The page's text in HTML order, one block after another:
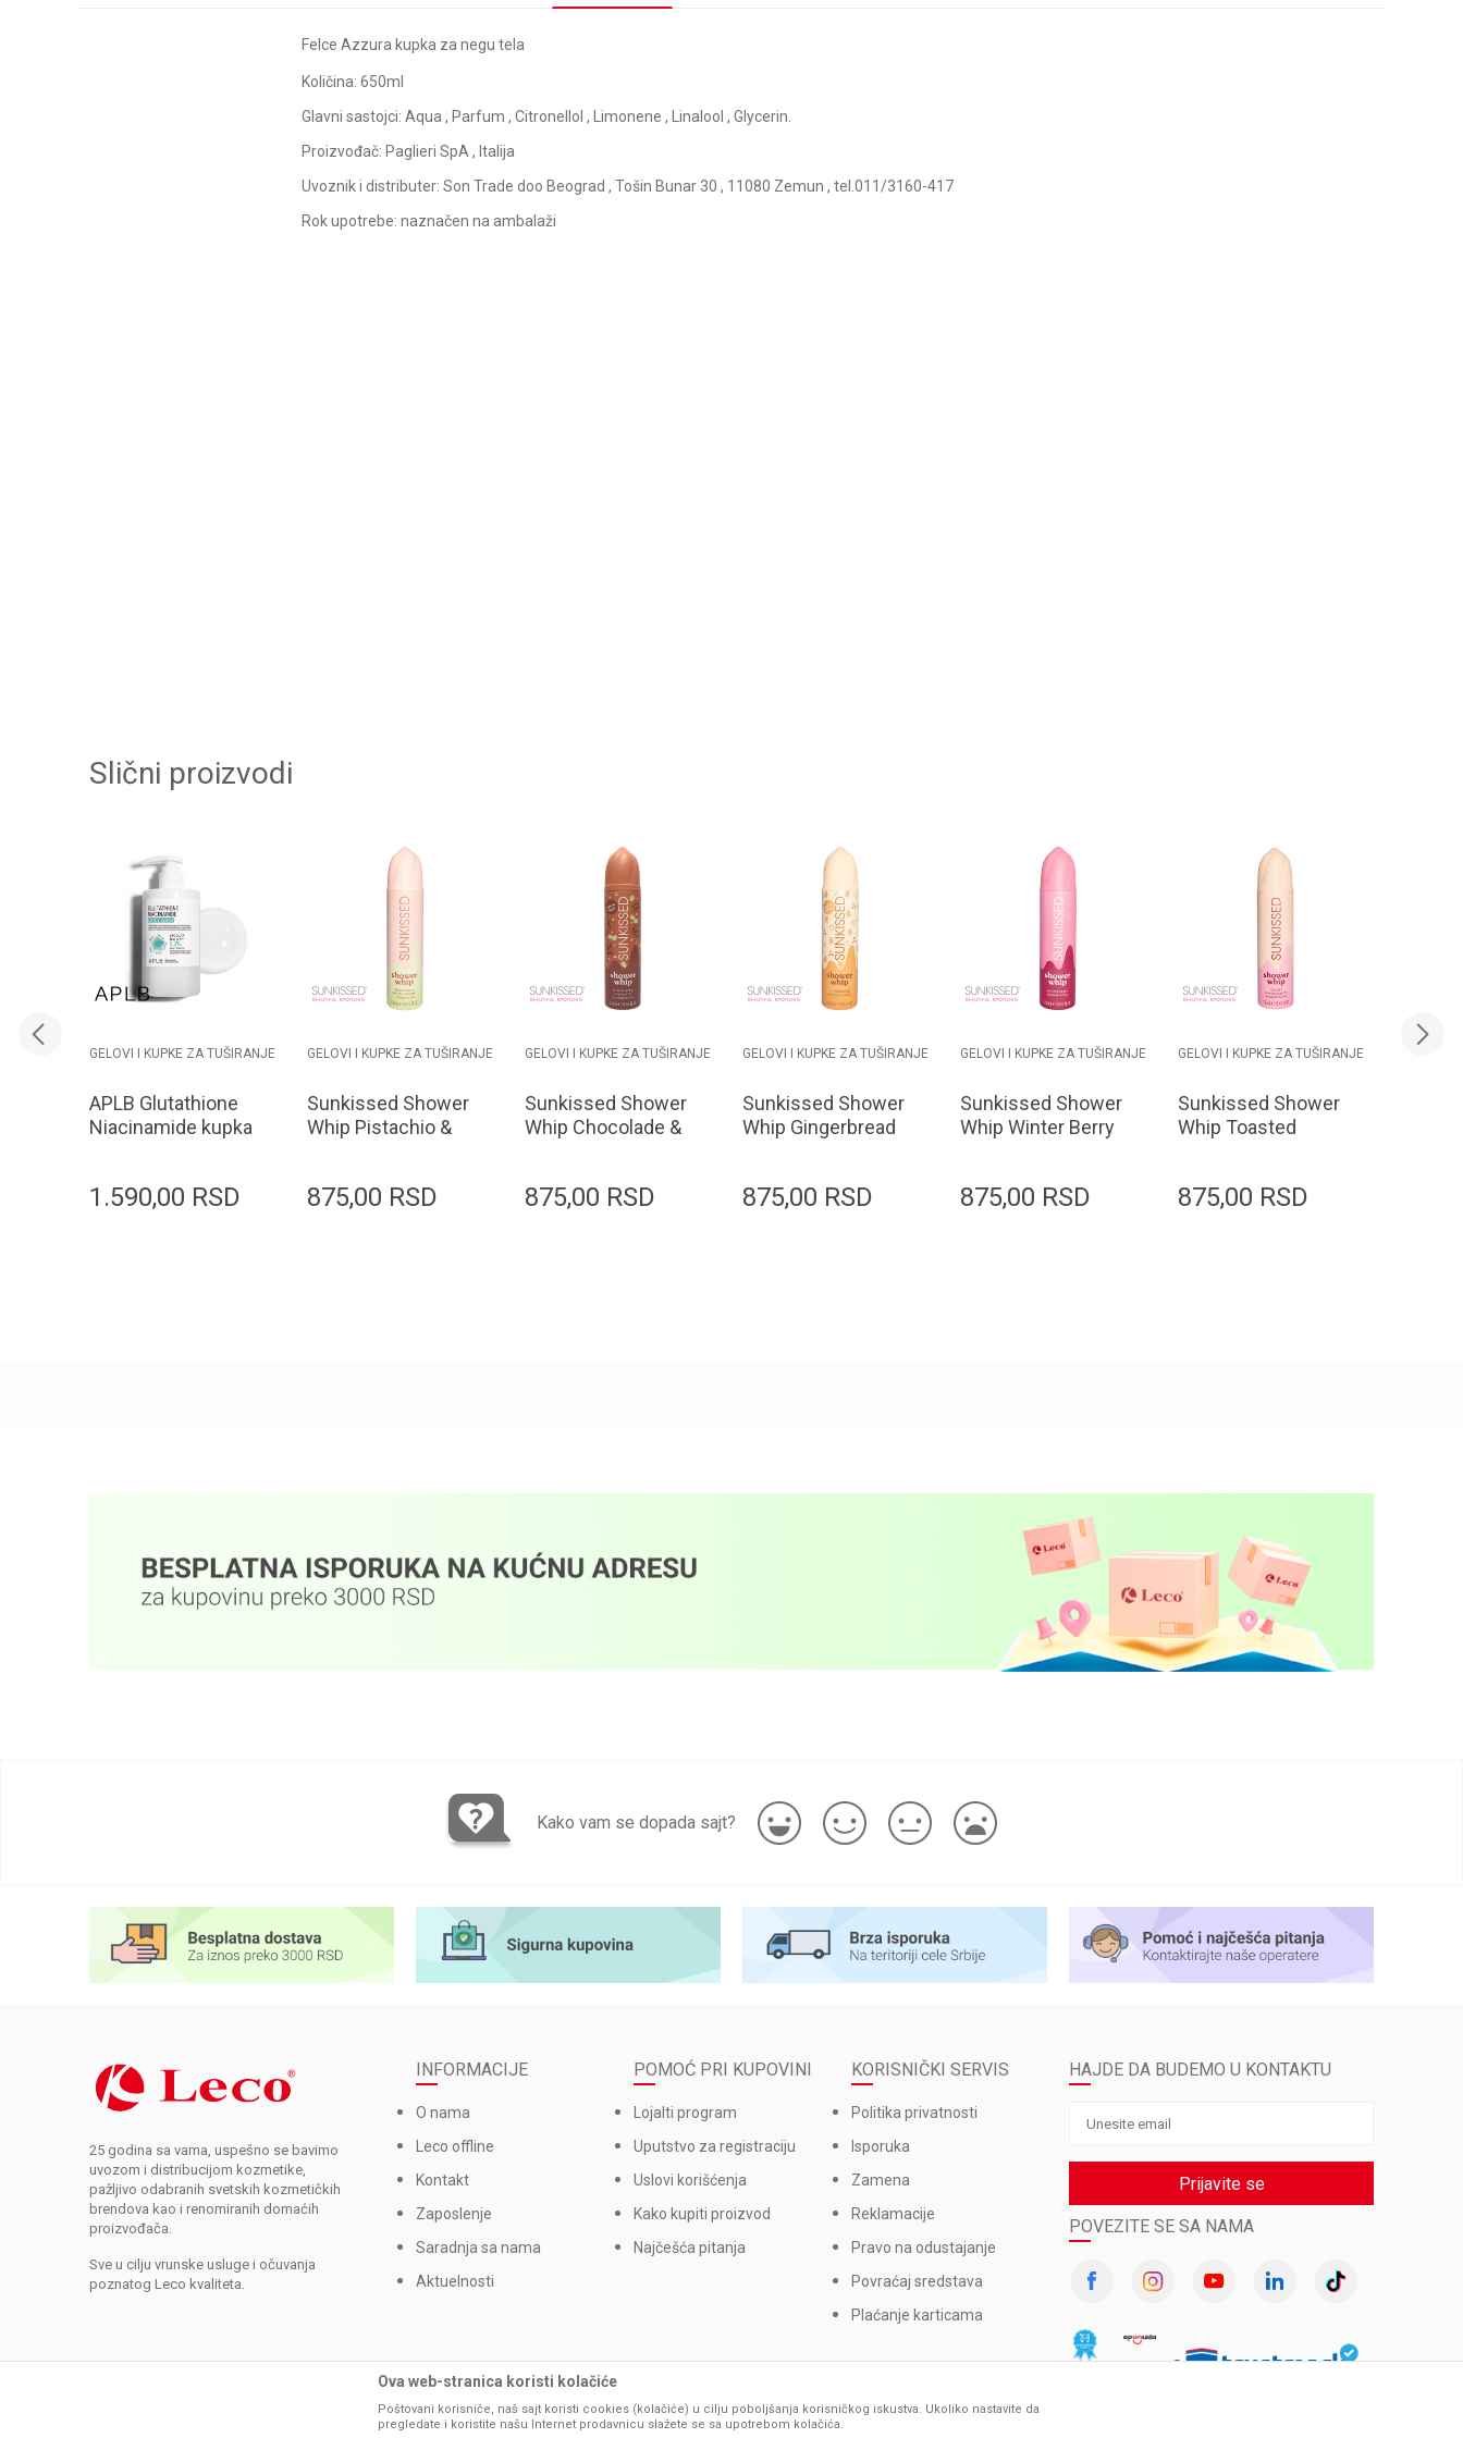
Felce Azzura kupka za negu tela
Količina: 650ml
Glavni sastojci: Aqua , Parfum , Citronellol , Limonene , Linalool , Glycerin.
Proizvođač: Paglieri SpA , Italija
Uvoznik i distributer: Son Trade doo Beograd , Tošin Bunar 30 , 11080 Zemun , tel.011/3160-417
Rok upotrebe: naznačen na ambalaži
Slični proizvodi
GELOVI I KUPKE ZA TUŠIRANJE
APLB Glutathione
Niacinamide kupka
1.590,00 RSD
GELOVI I KUPKE ZA TUŠIRANJE
Sunkissed Shower
Whip Pistachio &
250ml
875,00 RSD
GELOVI I KUPKE ZA TUŠIRANJE
Sunkissed Shower
Whip Chocolade &
875,00 RSD
GELOVI I KUPKE ZA TUŠIRANJE
Sunkissed Shower
Whip Gingerbread
875,00 RSD
GELOVI I KUPKE ZA TUŠIRANJE
Sunkissed Shower
Whip Winter Berry
875,00 RSD
GELOVI I KUPKE ZA TUŠIRANJE
Sunkissed Shower
Whip Toasted
250ml
875,00 RSD
Kako vam se dopada sajt?
25 godina sa vama, uspešno se bavimo
uvozom i distribucijom kozmetike,
pažljivo odabranih svetskih kozmetičkih
brendova kao i renomiranih domaćih
proizvođača.
Sve u cilju vrunske usluge i očuvanja
poznatog Leco kvaliteta.
INFORMACIJE
O nama
Leco offline
Kontakt
Zaposlenje
Saradnja sa nama
Aktuelnosti
POMOĆ PRI KUPOVINI
Lojalti program
Uputstvo za registraciju
Uslovi korišćenja
Kako kupiti proizvod
Najčešća pitanja
KORISNIČKI SERVIS
Politika privatnosti
Isporuka
Zamena
Reklamacije
Pravo na odustajanje
Povraćaj sredstava
Plaćanje karticama
HAJDE DA BUDEMO U KONTAKTU
Prijavite se
POVEZITE SE SA NAMA
Ova web-stranica koristi kolačiće
Poštovani korisniče, naš sajt koristi cookies (kolačiće) u cilju poboljšanja korisničkog iskustva. Ukoliko nastavite da
pregledate i koristite našu Internet prodavnicu slažete se sa upotrebom kolačića.